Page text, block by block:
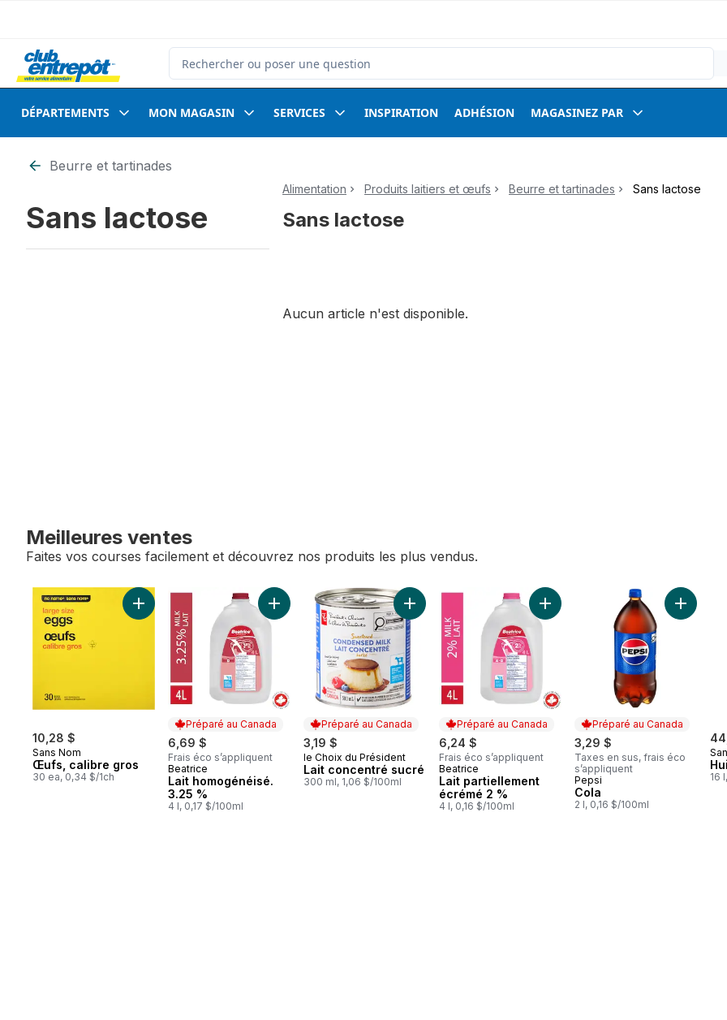
Rechercher des produits
DÉPARTEMENTS MON MAGASIN SERVICES INSPIRATION ADHÉSION MAGASINEZ PAR
Passer au filtrage du contenu
Beurre et tartinades
Sans lactose
Alimentation Produits laitiers et œufs Beurre et tartinades Sans lactose
Sans lactose
Aucun article n'est disponible.
Meilleures ventes
Faites vos courses facilement et découvrez nos produits les plus vendus.
sauter Meilleures ventes
10,28 $
Sans Nom
Œufs, calibre gros
30 ea, 0,34 $/1ch
Ajouter Œufs, calibre gros au panier
Préparé au Canada
6,69 $
Frais éco s’appliquent
Préparé au Canada
Beatrice
Lait homogénéisé.
3.25 %
4 l, 0,17 $/100ml
Ajouter Lait homogénéisé. 3.25 % au panier
Préparé au Canada
3,19 $
Préparé au Canada
le Choix du Président
Lait concentré sucré
300 ml, 1,06 $/100ml
Ajouter Lait concentré sucré au panier
Préparé au Canada
6,24 $
Frais éco s’appliquent
Préparé au Canada
Beatrice
Lait partiellement
écrémé 2 %
4 l, 0,16 $/100ml
Ajouter Lait partiellement écrémé
Préparé au Canada
3,29 $
Taxes en sus, frais éco
s’appliquent
Préparé au Canada
Pepsi
Cola
2 l, 0,16 $/100ml
Ajouter
16